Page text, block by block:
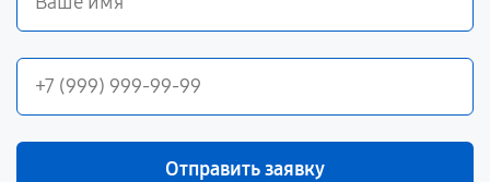
Отправить заявку